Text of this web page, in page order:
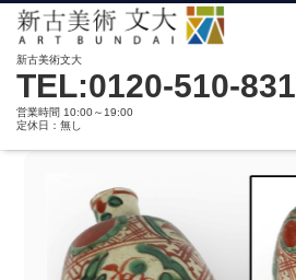
新古美術文大
TEL:0120-510-831
営業時間 10:00～19:00
定休日：無し